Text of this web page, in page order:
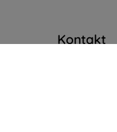
Kontakt